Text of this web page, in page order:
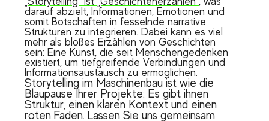
darauf abzielt, Informationen, Emotionen und
somit Botschaften in fesselnde narrative
Strukturen zu integrieren. Dabei kann es viel
mehr als bloßes Erzählen von Geschichten
sein: Eine Kunst, die seit Menschengedenken
existiert, um tiefgreifende Verbindungen und
Informationsaustausch zu ermöglichen.
Storytelling im Maschinenbau ist wie die
Blaupause Ihrer Projekte: Es gibt ihnen
Struktur, einen klaren Kontext und einen
roten Faden. Lassen Sie uns gemeinsam